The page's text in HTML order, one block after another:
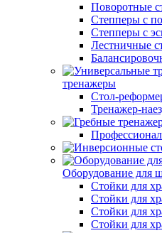
Поворотные
Степперы с
Степперы с
Лестничные
тренажеры
Стол-
Тренажер-
Оборудование для
Стойки для
Стойки для
Стойки для
Стойки для